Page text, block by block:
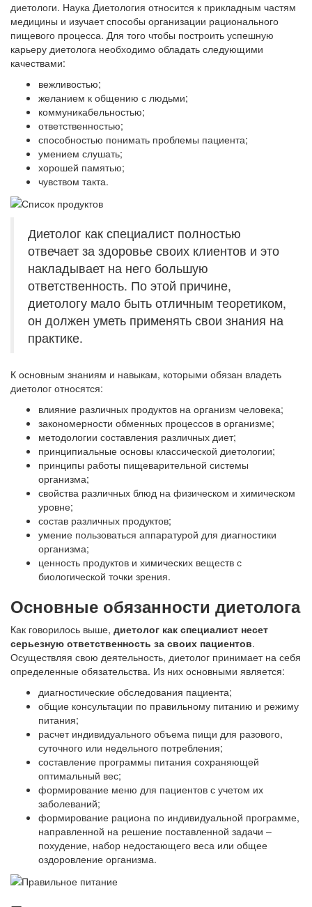
диетологи. Наука Диетология относится к прикладным частям
медицины и изучает способы организации рационального
пищевого процесса. Для того чтобы построить успешную
карьеру диетолога необходимо обладать следующими
качествами:
вежливостью;
желанием к общению с людьми;
коммуникабельностью;
ответственностью;
способностью понимать проблемы пациента;
умением слушать;
хорошей памятью;
чувством такта.
Диетолог как специалист полностью
отвечает за здоровье своих клиентов и это
накладывает на него большую
ответственность. По этой причине,
диетологу мало быть отличным теоретиком,
он должен уметь применять свои знания на
практике.
К основным знаниям и навыкам, которыми обязан владеть
диетолог относятся:
влияние различных продуктов на организм человека;
закономерности обменных процессов в организме;
методологии составления различных диет;
принципиальные основы классической диетологии;
принципы работы пищеварительной системы
организма;
свойства различных блюд на физическом и химическом
уровне;
состав различных продуктов;
умение пользоваться аппаратурой для диагностики
организма;
ценность продуктов и химических веществ с
биологической точки зрения.
Основные обязанности диетолога
Как говорилось выше, диетолог как специалист несет
серьезную ответственность за своих пациентов.
Осуществляя свою деятельность, диетолог принимает на себя
определенные обязательства. Из них основными является:
диагностические обследования пациента;
общие консультации по правильному питанию и режиму
питания;
расчет индивидуального объема пищи для разового,
суточного или недельного потребления;
составление программы питания сохраняющей
оптимальный вес;
формирование меню для пациентов с учетом их
заболеваний;
формирование рациона по индивидуальной программе,
направленной на решение поставленной задачи –
похудение, набор недостающего веса или общее
оздоровление организма.